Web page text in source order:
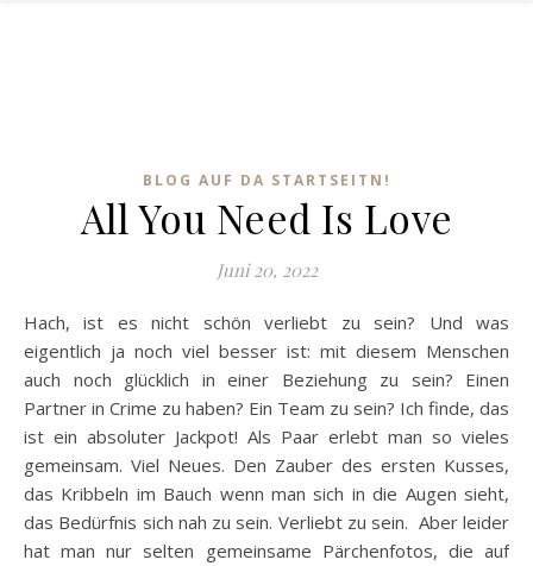
BLOG AUF DA STARTSEITN!
All You Need Is Love
Juni 20, 2022
Hach, ist es nicht schön verliebt zu sein? Und was
eigentlich ja noch viel besser ist: mit diesem Menschen
auch noch glücklich in einer Beziehung zu sein? Einen
Partner in Crime zu haben? Ein Team zu sein? Ich finde, das
ist ein absoluter Jackpot! Als Paar erlebt man so vieles
gemeinsam. Viel Neues. Den Zauber des ersten Kusses,
das Kribbeln im Bauch wenn man sich in die Augen sieht,
das Bedürfnis sich nah zu sein. Verliebt zu sein. Aber leider
hat man nur selten gemeinsame Pärchenfotos, die auf